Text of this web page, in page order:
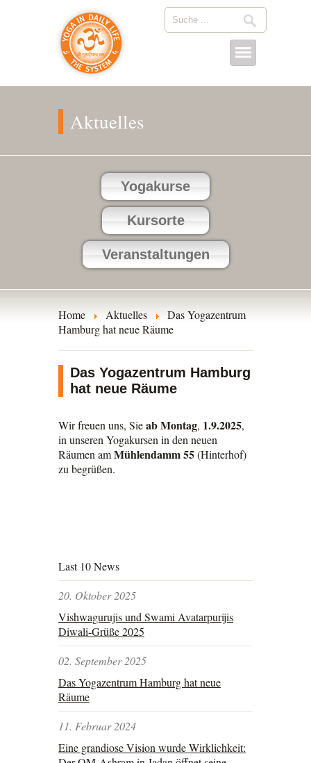
Aktuelles
Yogakurse
Kursorte
Veranstaltungen
Home Aktuelles
Das Yogazentrum
Hamburg hat neue Räume
Das Yogazentrum Hamburg
hat neue Räume
Wir freuen uns, Sieab Montag, 1.9.2025,
in unseren Yogakursen in den neuen
Räumen amMühlendamm 55(Hinterhof)
zu begrüßen.
Last 10 News
20. Oktober 2025
Vishwagurujis und Swami Avatarpurijis
Diwali-Grüße 2025
02. September 2025
Das Yogazentrum Hamburg hat neue
Räume
11. Februar 2024
Eine grandiose Vision wurde Wirklichkeit: